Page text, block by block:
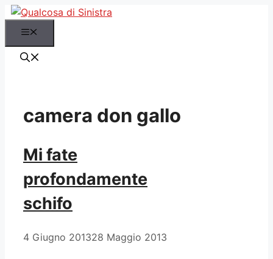
Vai
camera don gallo
Mi fate
profondamente
schifo
4 Giugno 201328 Maggio 2013